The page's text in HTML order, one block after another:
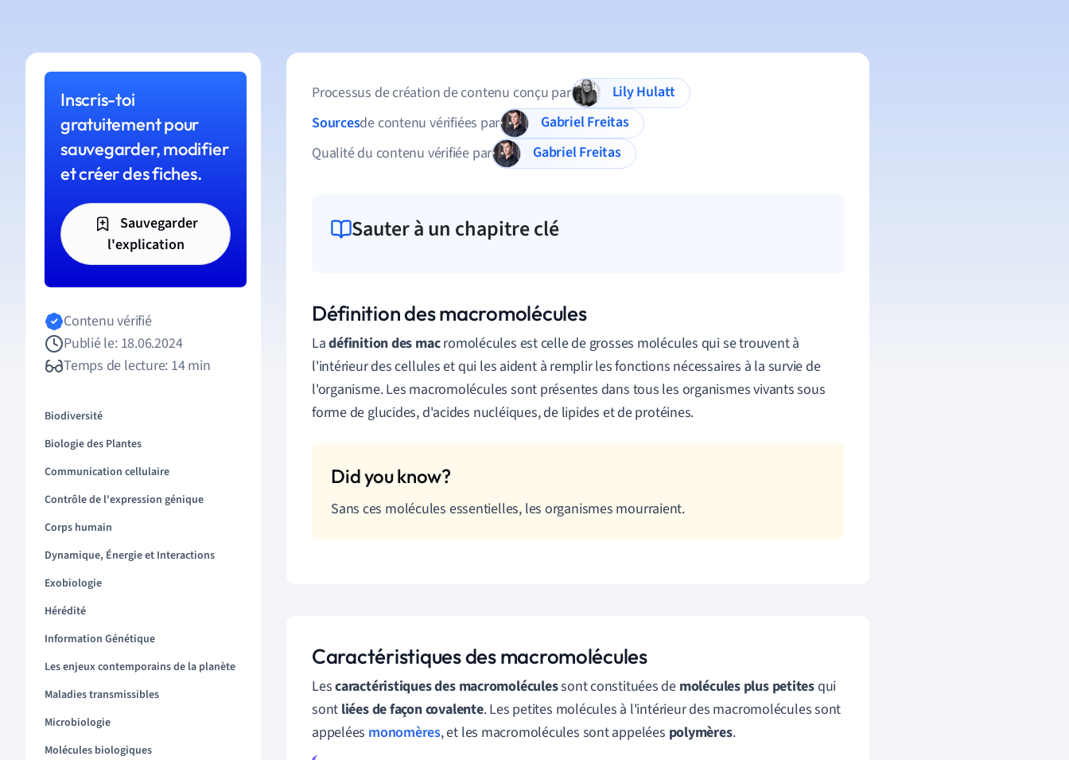
Inscris-toi
gratuitement pour
sauvegarder, modifier
et créer des fiches.
Sauvegarder
l'explication
Contenu vérifié
Publié le: 18.06.2024
Temps de lecture: 14 min
Biodiversité
Biologie des Plantes
Communication cellulaire
Contrôle de l'expression génique
Corps humain
Dynamique, Énergie et Interactions
Exobiologie
Hérédité
Information Génétique
Les enjeux contemporains de la planète
Maladies transmissibles
Microbiologie
Molécules biologiques
Processus de création de contenu conçu par
Lily Hulatt
Sourcesde contenu vérifiées par
Gabriel Freitas
Qualité du contenu vérifiée par
Gabriel Freitas
Sauter à un chapitre clé
Définition des macromolécules
Ladéfinition des macromolécules est celle de grosses molécules qui se trouvent à
l'intérieur des cellules et qui les aident à remplir les fonctions nécessaires à la survie de
l'organisme. Les macromolécules sont présentes dans tous les organismes vivants sous
forme de glucides, d'acides nucléiques, de lipides et de protéines.
Sans ces molécules essentielles, les organismes mourraient.
Caractéristiques des macromolécules
Lescaractéristiques des macromoléculessont constituées de molécules plus petitesqui
sont liées de façon covalente. Les petites molécules à l'intérieur des macromolécules sont
appelées monomères, et les macromolécules sont appelées polymères.